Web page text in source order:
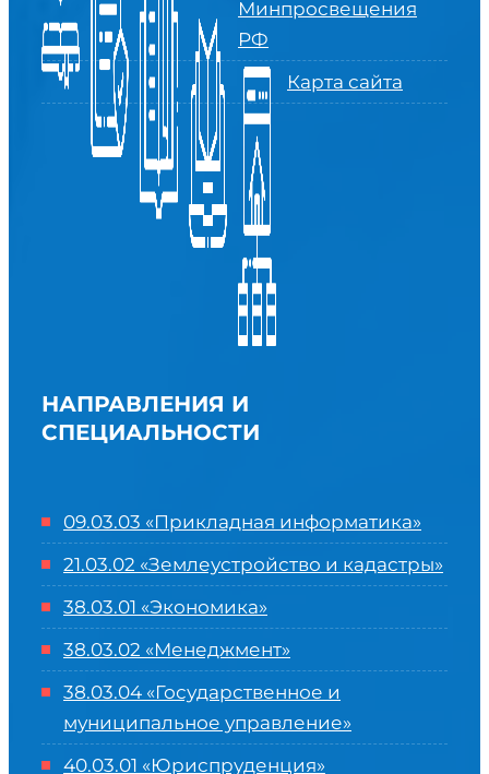
Минпросвещения
РФ
Карта сайта
НАПРАВЛЕНИЯ И
СПЕЦИАЛЬНОСТИ
09.03.03 «Прикладная информатика»
21.03.02 «Землеустройство и кадастры»
38.03.01 «Экономика»
38.03.02 «Менеджмент»
38.03.04 «Государственное и
муниципальное управление»
40.03.01 «Юриспруденция»